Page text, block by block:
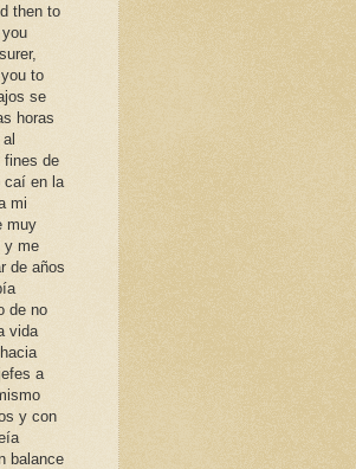
then to
to
se
horas
fines de
caí en la
mi
muy
y me
de años
de no
vida
a
y con
balance